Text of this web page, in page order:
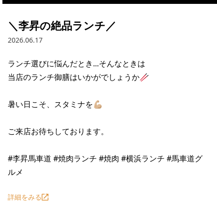
＼李昇の絶品ランチ／
2026.06.17
ランチ選びに悩んだとき...そんなときは
当店のランチ御膳はいかがでしょうか🥢
暑い日こそ、スタミナを💪🏼
ご来店お待ちしております。
#李昇馬車道 #焼肉ランチ #焼肉 #横浜ランチ #馬車道グ
ルメ
詳細をみる